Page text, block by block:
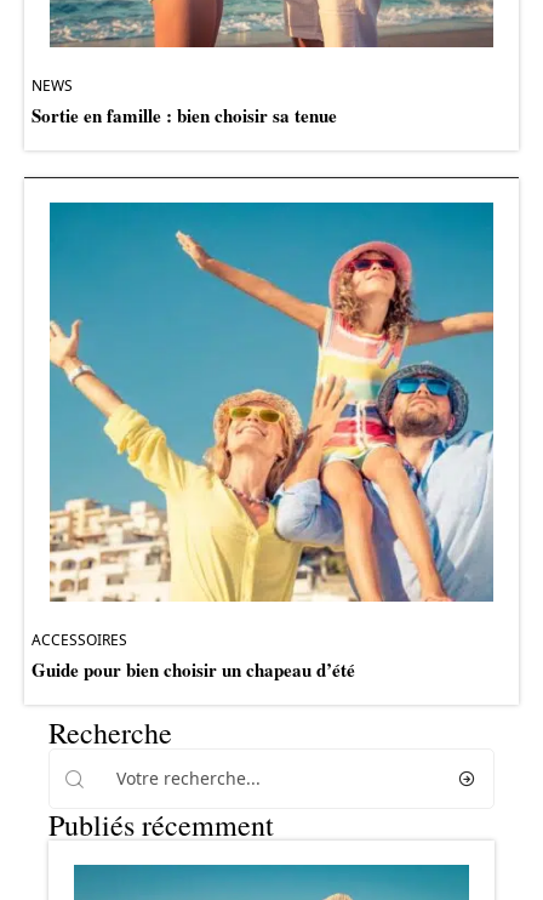
NEWS
Sortie en famille : bien choisir sa tenue
ACCESSOIRES
Guide pour bien choisir un chapeau d’été
Recherche
Publiés récemment